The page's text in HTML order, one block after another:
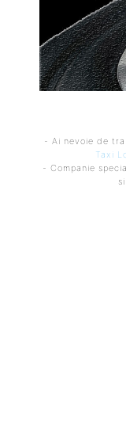
- Ai nevoie de
Taxi
- Companie